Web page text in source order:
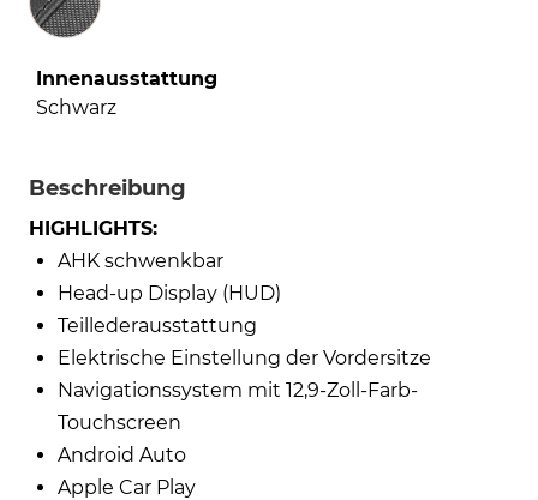
Innenausstattung
Schwarz
Beschreibung
HIGHLIGHTS:
AHK schwenkbar
Head-up Display (HUD)
Teillederausstattung
Elektrische Einstellung der Vordersitze
Navigationssystem mit 12,9-Zoll-Farb-
Touchscreen
Android Auto
Apple Car Play